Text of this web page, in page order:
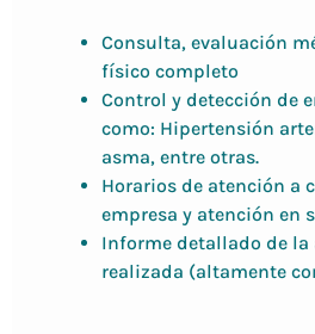
Consulta, evaluación
físico completo
Control y detección de
como: Hipertensión
asma, entre otras.
Horarios de atención a
empresa y atención en
Informe detallado de la
realizada (altamente